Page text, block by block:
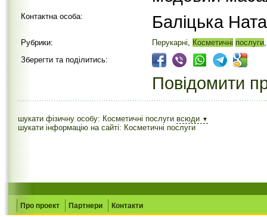
Контактна особа: Баліцька
Рубрики: Перукарні, Косметичні послуги
Зберегти та поділитись:
Повідомити
шукати фізичну особу: Косметичні послуги всюди ▼
шукати інформацію на сайті: Косметичні послуги
Про проект Партнери Контакти